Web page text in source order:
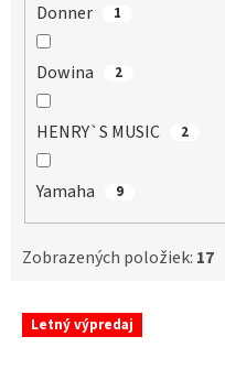
Donner 1
Dowina 2
HENRY`S MUSIC 2
Yamaha 9
Zobrazených položiek: 17
V Letný výpredaj